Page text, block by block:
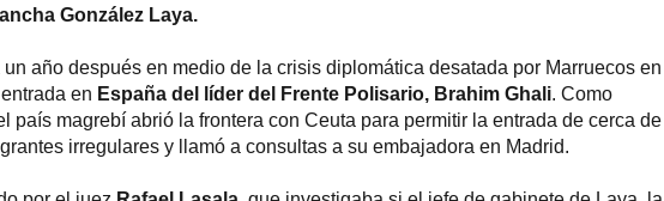
González Laya.
un año después en medio de la crisis diplomática desatada por Marruecos en
en España del líder del Frente Polisario, Brahim Ghali. Como
país magrebí abrió la frontera con Ceuta para permitir la entrada de cerca de
irregulares y llamó a consultas a su embajadora en Madrid.